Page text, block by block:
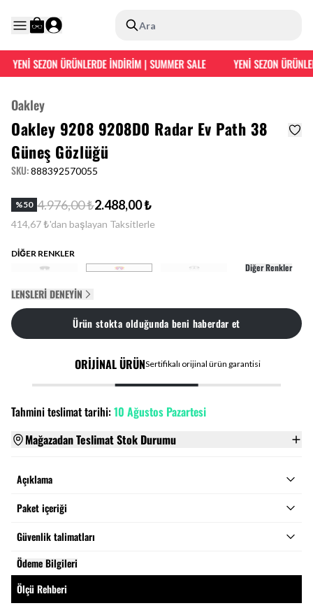
Ara
YENİ SEZON ÜRÜNLERDE İNDİRİM | SUMMER SALE YENİ SEZON
Oakley
Oakley 9208 9208D0 Radar Ev Path 38
Güneş Gözlüğü
SKU:888392570055
%50 4.976,00 ₺2.488,00 ₺
414,67 ₺'dan başlayan Taksitlerle
DİĞER RENKLER
Diğer Renkler
LENSLERI DENEYIN
Ürün stokta olduğunda beni haberdar et
ORİJİNAL ÜRÜNSertifikalı orijinal ürün garantisi
Tahmini teslimat tarihi:10 Ağustos Pazartesi
Mağazadan Teslimat Stok Durumu
Açıklama
Paket içeriği
Güvenlik talimatları
Ödeme Bilgileri
Ölçü Rehberi